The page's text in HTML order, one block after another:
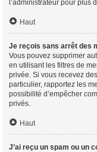
l’administrateur pour plus
Haut
Je reçois sans arrêt des
Vous pouvez supprimer
en utilisant les filtres de
privée. Si vous recevez
particulier, rapportez les
possibilité d’empêcher
privés.
Haut
J’ai reçu un spam ou un